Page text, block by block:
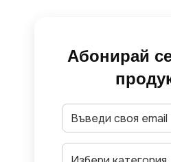
Абонирай